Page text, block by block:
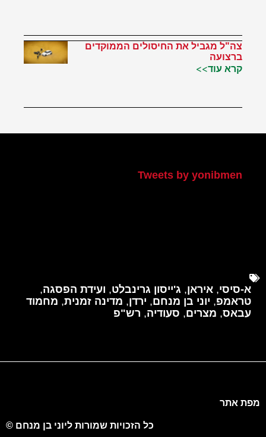
צה"ל מגביל את החיסולים הממוקדים
ברצועה
קרא עוד>>
Tweets by yonibmen
א-סיסי, איראן, ג'ייסון גרינבלט, ועידת הפסגה,
טראמפ, יוני בן מנחם, ירדן, מדינה זמנית, מחמוד
עבאס, מצרים, סעודיה, רש"פ
מפת אתר
כל הזכויות שמורות ליוני בן מנחם ©